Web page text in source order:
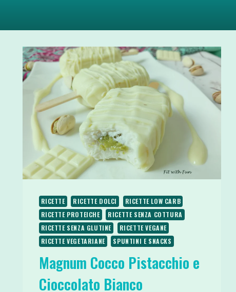
RICETTE RICETTE DOLCI
RICETTE LOW CARB
RICETTE PROTEICHE
RICETTE SENZA COTTURA
RICETTE SENZA GLUTINE
RICETTE VEGANE
RICETTE VEGETARIANE
SPUNTINI E SNACKS
Magnum Cocco Pistacchio e
Cioccolato Bianco